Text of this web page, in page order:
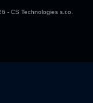
- CS Technologies s.r.o.